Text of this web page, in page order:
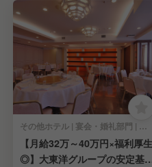
その他ホテル | 宴会・婚礼部門 | 中華料理・中国料理 | 宴会調理
【月給32万～40万円×福利厚生
◎】大東洋グループの安定基